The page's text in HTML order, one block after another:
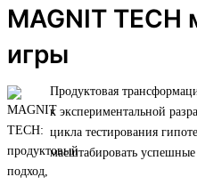
MAGNIT TECH
игры
Продуктовая
к экспериментальной
цикла тестирования
масштабировать